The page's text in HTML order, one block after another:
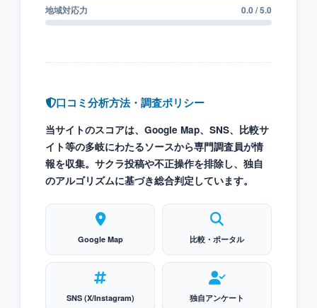
地域対応力 0.0 / 5.0
口コミ分析方法・調査ポリシー
当サイトのスコアは、Google Map、SNS、比較サ
イト等の多岐にわたるソースから専門調査員が情
報を収集。サクラ投稿や不正操作を排除し、独自
のアルゴリズムに基づき総合判定しています。
Google Map 比較・ポータル
SNS (X/Instagram) 独自アンケート